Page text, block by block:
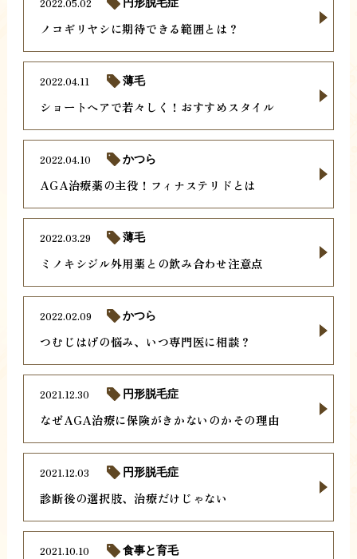
ノコギリヤシに期待できる範囲とは？
2022.05.02
ショートヘアで若々しく！おすすめスタイル
2022.04.11 薄毛
AGA治療薬の主役！フィナステリドとは
2022.04.10 かつら
ミノキシジル外用薬との飲み合わせ注意点
2022.03.29 薄毛
つむじはげの悩み、いつ専門医に相談？
2022.02.09 かつら
なぜAGA治療に保険がきかないのかその理由
2021.12.30 円形脱毛症
診断後の選択肢、治療だけじゃない
2021.12.03 円形脱毛症
2021.10.10 食事と育毛